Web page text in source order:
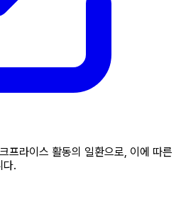
프라이스 활동의 일환으로, 이에 따른
다.